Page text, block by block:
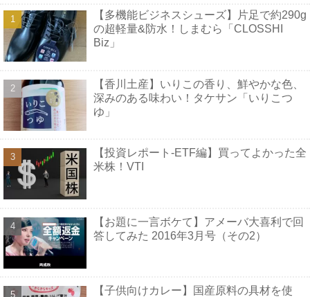
【多機能ビジネスシューズ】片足で約290g
の超軽量&防水！しまむら「CLOSSHI
Biz」
【香川土産】いりこの香り、鮮やかな色、
深みのある味わい！タケサン「いりこつ
ゆ」
【投資レポート-ETF編】買ってよかった全
米株！VTI
【お題に一言ボケて】アメーバ大喜利で回
答してみた 2016年3月号（その2）
【子供向けカレー】国産原料の具材を使